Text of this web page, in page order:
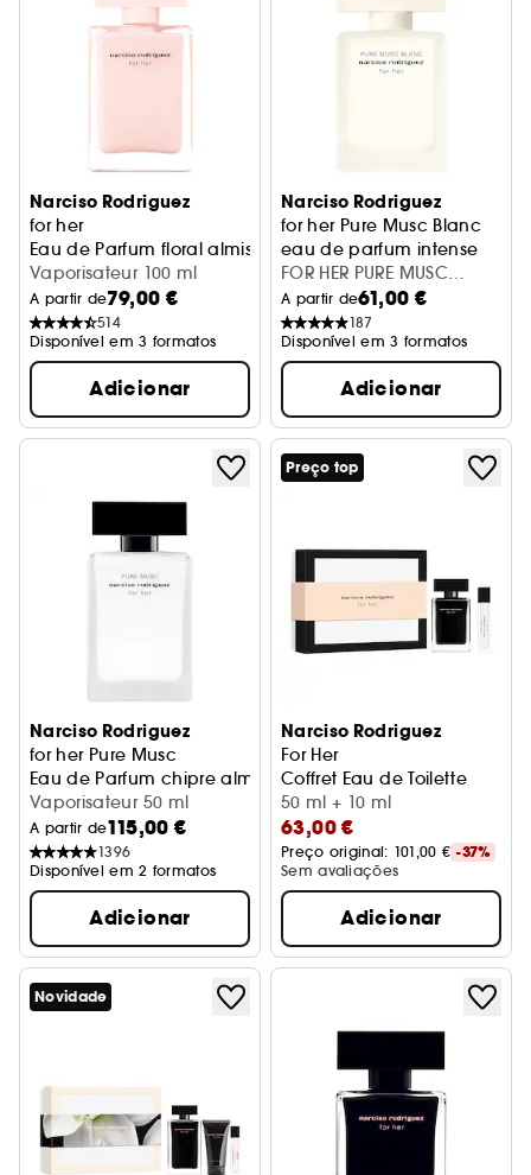
Narciso Rodriguez
for her
Eau de Parfum floral almiscarada
Vaporisateur 100 ml
A partir de79,00 €
514
Disponível em 3 formatos
Adicionar
Narciso Rodriguez
for her Pure Musc Blanc
eau de parfum intense
FOR HER PURE MUSC
BLANC EDPI 30 ML
A partir de61,00 €
187
Disponível em 3 formatos
Adicionar
Narciso Rodriguez
for her Pure Musc
Eau de Parfum chipre almiscarada
Vaporisateur 50 ml
A partir de115,00 €
1396
Disponível em 2 formatos
Adicionar
Preço top
Narciso Rodriguez
For Her
Coffret Eau de Toilette
50 ml + 10 ml
63,00 €
Preço original: 101,00 € -37%
Sem avaliações
Adicionar
Novidade